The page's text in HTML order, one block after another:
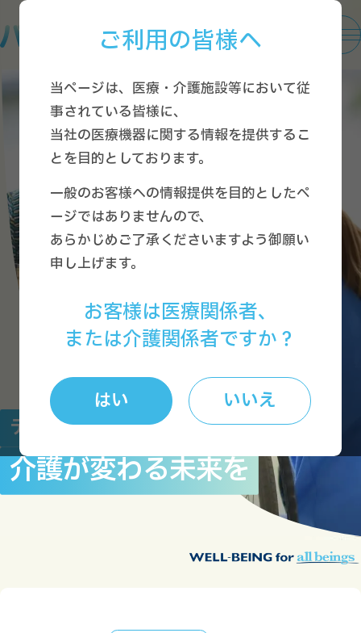
ご利用の皆様へ
当ページは、医療・介護施設等において従
事されている皆様に、
当社の医療機器に関する情報を提供するこ
とを目的としております。
一般のお客様への情報提供を目的としたペ
ージではありませんので、
あらかじめご了承くださいますよう御願い
申し上げます。
お客様は医療関係者、
または介護関係者ですか？
はい いいえ
デジタルで
介護が変わる未来を